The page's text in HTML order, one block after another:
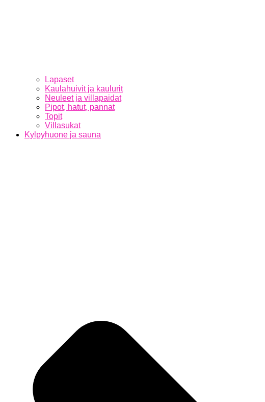
Lapaset
Kaulahuivit ja kaulurit
Neuleet ja villapaidat
Pipot, hatut, pannat
Topit
Villasukat
Kylpyhuone ja sauna